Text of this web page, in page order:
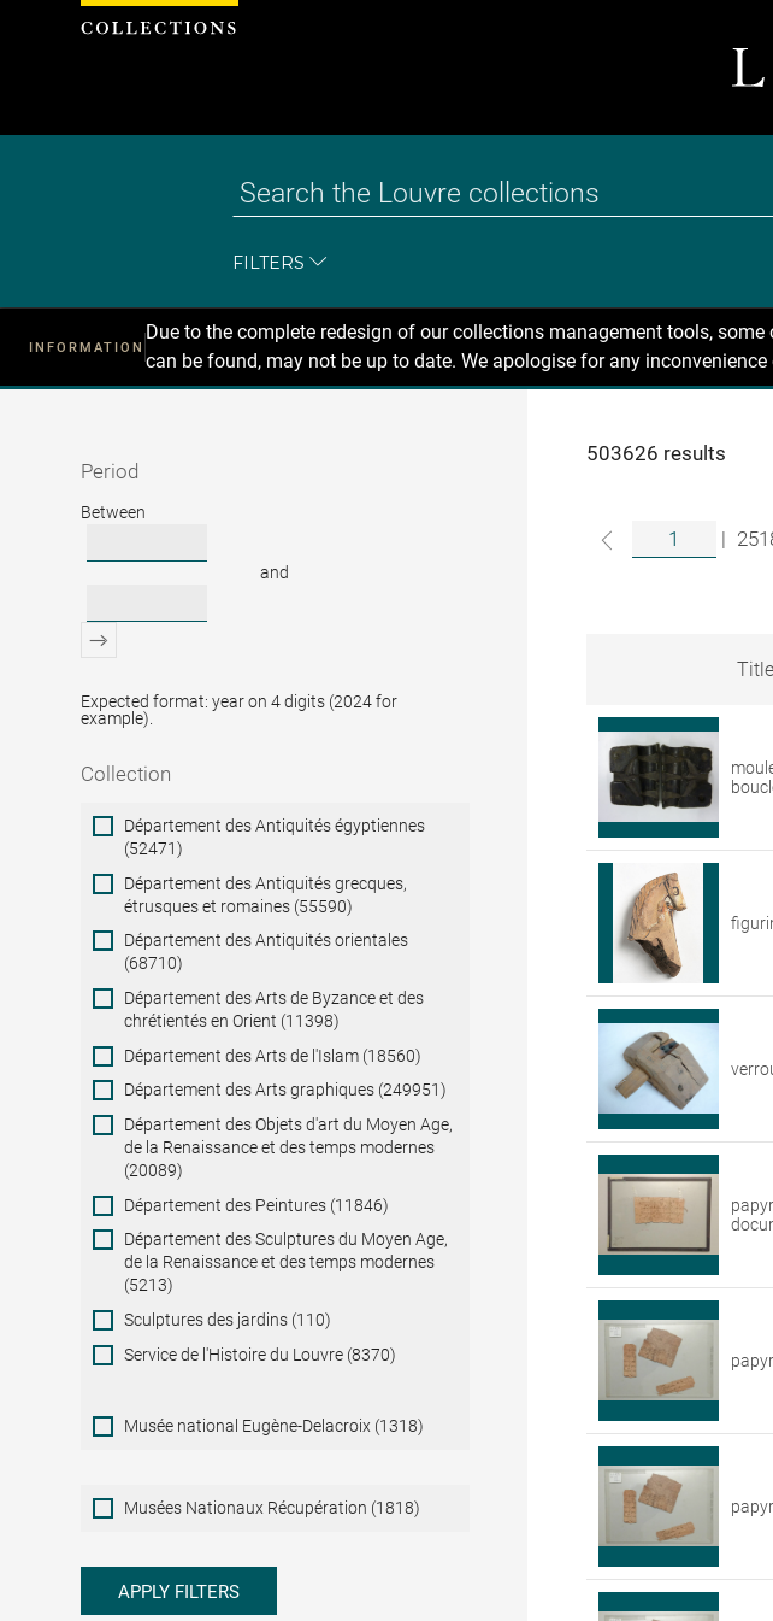
FILTERS
INFORMATION
Due to the complete redesign of our collections management tools,
can be found, may not be up to date. We apologise for any
Recherche
Period
Period
Between
and
Expected format: year on 4 digits (2024 for
example).
Collection
Collection
Département des Antiquités égyptiennes
(52471)
Département des Antiquités grecques,
étrusques et romaines (55590)
Département des Antiquités orientales
(68710)
Département des Arts de Byzance et des
chrétientés en Orient (11398)
Département des Arts de l'Islam (18560)
Département des Arts graphiques (249951)
Département des Objets d'art du Moyen Age,
de la Renaissance et des temps modernes
(20089)
Département des Peintures (11846)
Département des Sculptures du Moyen Age,
de la Renaissance et des temps modernes
(5213)
Sculptures des jardins (110)
Service de l'Histoire du Louvre (8370)
Musée national Eugène-Delacroix (1318)
Musées
Nationaux
Musées Nationaux Récupération (1818)
APPLY FILTERS
503626 results
|
Search
results
for
artworks
Louvre
collections
Title
Cookies management panel